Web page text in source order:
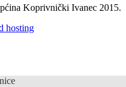
Koprivnički Ivanec 2015.